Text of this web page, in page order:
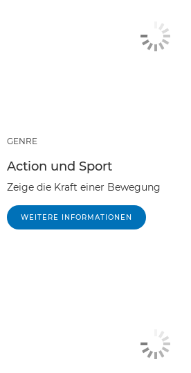
GENRE
Action und Sport
Zeige die Kraft einer Bewegung
WEITERE INFORMATIONEN